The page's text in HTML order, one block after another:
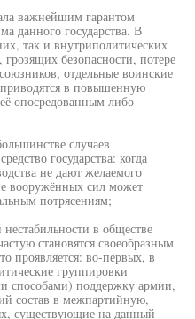
важнейшим гарантом
данного государства. В
так и внутриполитических
безопасности, потере
отдельные воинские
в повышенную
опосредованным либо
случаев
государства: когда
не дают желаемого
вооружённых сил может
потрясениям;
в обществе
становятся своеобразным
проявляется: во-первых, в
группировки
способами) поддержку армии,
состав в межпартийную,
существующие на данный